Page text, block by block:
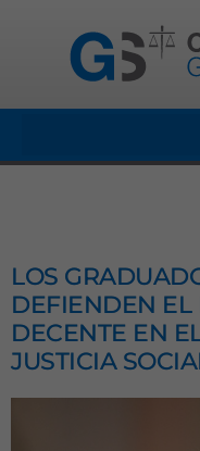
LOS
DEFIENDEN EL
DECENTE EN
JUSTICIA